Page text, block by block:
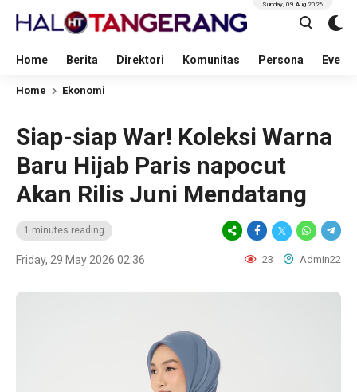
Home Berita Direktori Komunitas Persona Event
Sunday, 09 Aug 2026
Home Ekonomi
Siap-siap War! Koleksi Warna
Baru Hijab Paris napocut
Akan Rilis Juni Mendatang
1 minutes reading
Friday, 29 May 2026 02:36 23 Admin22